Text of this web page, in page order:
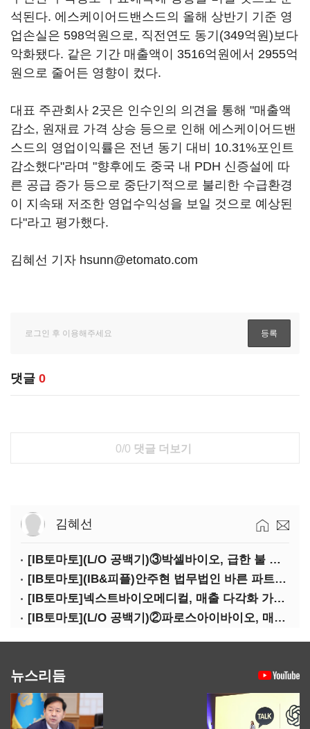
석된다. 에스케이어드밴스드의 올해 상반기 기준 영
업손실은 598억원으로, 직전연도 동기(349억원)보다
악화됐다. 같은 기간 매출액이 3516억원에서 2955억
원으로 줄어든 영향이 컸다.
대표 주관회사 2곳은 인수인의 의견을 통해 "매출액
감소, 원재료 가격 상승 등으로 인해 에스케이어드밴
스드의 영업이익률은 전년 동기 대비 10.31%포인트
감소했다"라며 "향후에도 중국 내 PDH 신증설에 따
른 공급 증가 등으로 중단기적으로 불리한 수급환경
이 지속돼 저조한 영업수익성을 보일 것으로 예상된
다"라고 평가했다.
김혜선 기자 hsunn@etomato.com
댓글 0
0/0 댓글 더보기
김혜선
[IB토마토](L/O 공백기)③박셀바이오, 급한 불 껐지만…본업 성과 '감감무소식'
[IB토마토](IB&피플)안주현 법무법인 바른 파트너 변호사
[IB토마토]넥스트바이오메디컬, 매출 다각화 가속…IPO 보람 '쑥쑥'
[IB토마토](L/O 공백기)②파로스아이바이오, 매출 0원 '불명예'…목표 안갯속
뉴스리듬